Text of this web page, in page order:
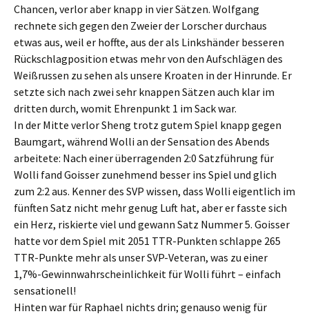
Chancen, verlor aber knapp in vier Sätzen. Wolfgang
rechnete sich gegen den Zweier der Lorscher durchaus
etwas aus, weil er hoffte, aus der als Linkshänder besseren
Rückschlagposition etwas mehr von den Aufschlägen des
Weißrussen zu sehen als unsere Kroaten in der Hinrunde. Er
setzte sich nach zwei sehr knappen Sätzen auch klar im
dritten durch, womit Ehrenpunkt 1 im Sack war.
In der Mitte verlor Sheng trotz gutem Spiel knapp gegen
Baumgart, während Wolli an der Sensation des Abends
arbeitete: Nach einer überragenden 2:0 Satzführung für
Wolli fand Goisser zunehmend besser ins Spiel und glich
zum 2:2 aus. Kenner des SVP wissen, dass Wolli eigentlich im
fünften Satz nicht mehr genug Luft hat, aber er fasste sich
ein Herz, riskierte viel und gewann Satz Nummer 5. Goisser
hatte vor dem Spiel mit 2051 TTR-Punkten schlappe 265
TTR-Punkte mehr als unser SVP-Veteran, was zu einer
1,7%-Gewinnwahrscheinlichkeit für Wolli führt – einfach
sensationell!
Hinten war für Raphael nichts drin; genauso wenig für